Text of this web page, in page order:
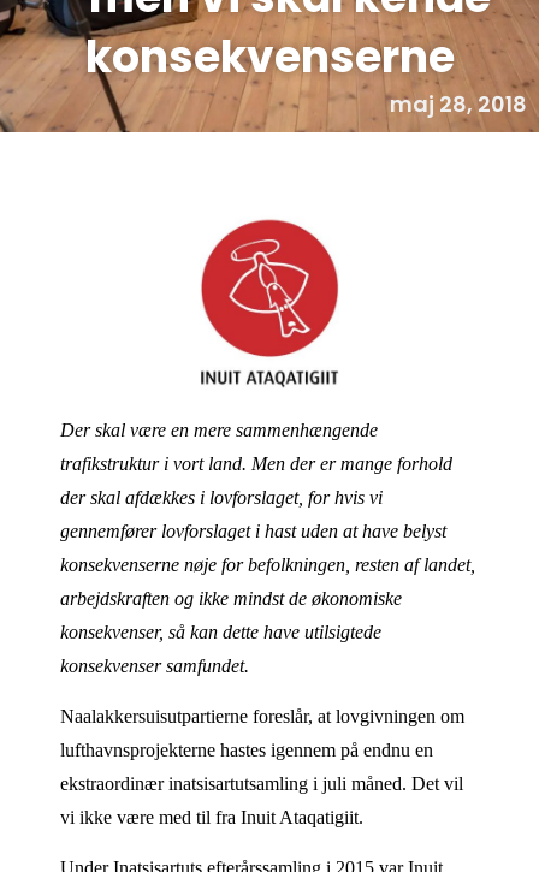
konsekvenserne
maj 28, 2018
Der skal være en mere sammenhængende
trafikstruktur i vort land. Men der er mange forhold
der skal afdækkes i lovforslaget, for hvis vi
gennemfører lovforslaget i hast uden at have belyst
konsekvenserne nøje for befolkningen, resten af landet,
arbejdskraften og ikke mindst de økonomiske
konsekvenser, så kan dette have utilsigtede
konsekvenser samfundet.
Naalakkersuisutpartierne foreslår, at lovgivningen om
lufthavnsprojekterne hastes igennem på endnu en
ekstraordinær inatsisartutsamling i juli måned. Det vil
vi ikke være med til fra Inuit Ataqatigiit.